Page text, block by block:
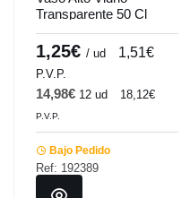
Transparente 50 Cl
Merlot Vicrila
1,25€ / ud 1,51€
P.V.P.
14,98€ 12 ud 18,12€
P.V.P.
Bajo Pedido
Ref: 192389